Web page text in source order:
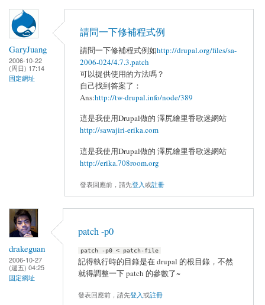
GaryJuang
2006-10-22
(周日) 17:14
固定網址
請問一下修補程式例
請問一下修補程式例如http://drupal.org/files/sa-
2006-024/4.7.3.patch
可以提供使用的方法嗎？
自己找到答案了：
Ans:http://tw-drupal.info/node/389
這是我使用Drupal做的 澤尻繪里香歌迷網站
http://sawajiri-erika.com
這是我使用Drupal做的 澤尻繪里香歌迷網站
http://erika.708room.org
發表回應前，請先登入或註冊
drakeguan
2006-10-27
(週五) 04:25
固定網址
patch -p0
patch -p0 < patch-file
記得執行時的目錄是在 drupal 的根目錄，不然
就得調整一下 patch 的參數了~
發表回應前，請先登入或註冊